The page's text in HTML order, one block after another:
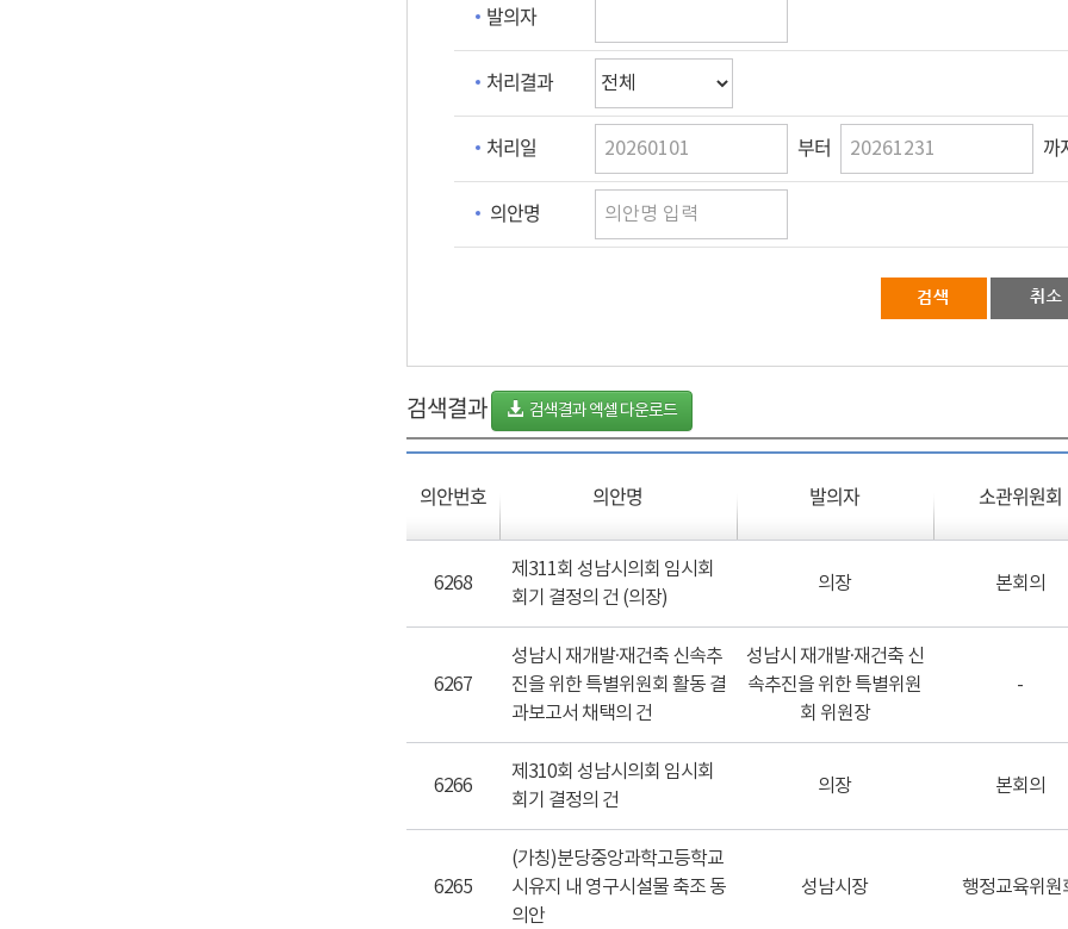
발의자
처리결과
처리일 부터 까
의안명
검색결과 검색결과 엑셀 다운로드
의안번호 의안명 발의자 소관위원회
6268
제311회 성남시의회 임시회
회기 결정의 건 (의장)
의장 본회의
6267
성남시 재개발·재건축 신속추
진을 위한 특별위원회 활동 결
과보고서 채택의 건
성남시 재개발·재건축 신
속추진을 위한 특별위원
회 위원장
-
6266
제310회 성남시의회 임시회
회기 결정의 건
의장 본회의
6265
(가칭)분당중앙과학고등학교
시유지 내 영구시설물 축조 동
의안
성남시장 행정교육위원